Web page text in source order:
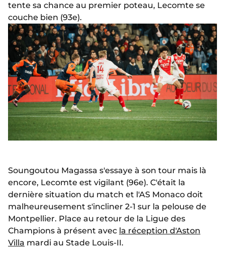
tente sa chance au premier poteau, Lecomte se
couche bien (93e).
Soungoutou Magassa s'essaye à son tour mais là
encore, Lecomte est vigilant (96e). C'était la
dernière situation du match et l'AS Monaco doit
malheureusement s'incliner 2-1 sur la pelouse de
Montpellier. Place au retour de la Ligue des
Champions à présent avec la réception d'Aston
Villa mardi au Stade Louis-II.